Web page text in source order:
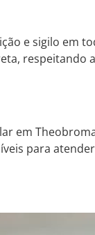
e sigilo em
respeitando
em
para